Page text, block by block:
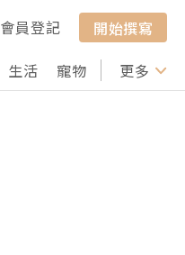
會員登記
開始撰寫
生活 寵物 行山 打卡
更多